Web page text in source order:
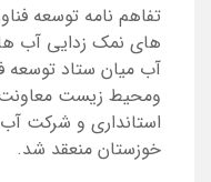
تفاهم نامه توسعه
های نمک زدایی آب
آب میان ستاد
ومحیط زیست
استانداری و شرکت
خوزستان منعقد شد.